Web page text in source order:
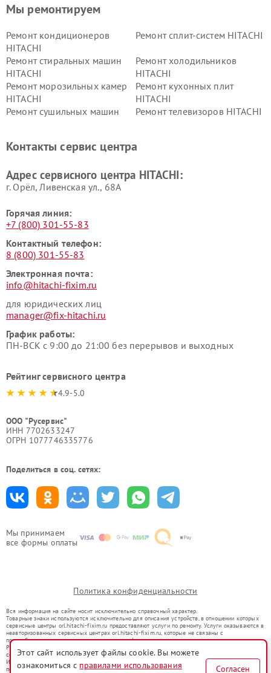
Мы принимаем
все формы оплаты
Мы ремонтируем
Ремонт кондиционеров
HITACHI
Ремонт сплит-систем HITACHI
Ремонт стиральных машин
HITACHI
Ремонт холодильников
HITACHI
Ремонт морозильных камер
HITACHI
Ремонт кухонных плит
HITACHI
Ремонт сушильных машин
Ремонт телевизоров HITACHI
данных HITACHI
HITACHI
HITACHI
HITACHI
Контакты сервис центра
Адрес сервисного центра HITACHI:
г. Орёл, Ливенская ул., 68А
Горячая линия:
+7 (800) 301-55-83
Контактный телефон:
8 (800) 301-55-83
Электронная почта:
info@hitachi-fixim.ru
для юридических лиц
manager@fix-hitachi.ru
График работы:
ПН-ВСК с 9:00 до 21:00 без перерывов и выходных
Рейтинг сервисного центра
4.9-5.0
ООО "Русервис"
ИНН 7702633247
ОГРН 1077746335776
Поделиться в соц. сетях:
Политика конфиденциальности
Вся информация на сайте носит исключительно справочный характер.
Товарные знаки используются исключительно для описания устройств, в отношении которых
сервисные центры orl.hitachi-fixim.ru предоставляют услуги по ремонту. Услуги оказываются в
неавторизованных сервисных центрах orl.hitachi-fixim.ru, которые не связаны с
правообладателями товарных знаков или их официальными представителями.
Ремонт осуществляется для устройств, уже введенных в гражданский оборот в соответствии
со статьей 1487 ГК РФ.
Использование товарных знаков не преследует цели индивидуализации услуг или введения
потребителей в заблуждение, а служит для информирования о предоставляемых услугах по
Этот сайт использует файлы cookie. Вы можете
ознакомиться с правилами использования
Согласен